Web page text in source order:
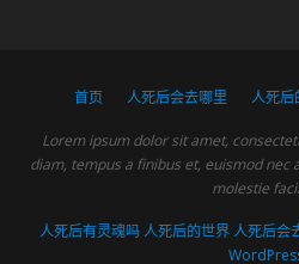
首页 人死后会去哪里 人死后
Lorem ipsum dolor sit amet,
diam, tempus a finibus et, euismod nec
molestie
人死后有灵魂吗 人死后的世界 人死后会